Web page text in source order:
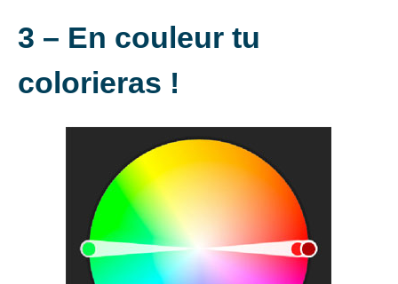
3 – En couleur tu
colorieras !